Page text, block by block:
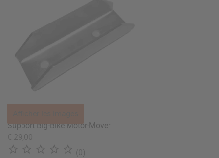
Support Big-Bike Motor-Mover
€ 29,00
    
(0)